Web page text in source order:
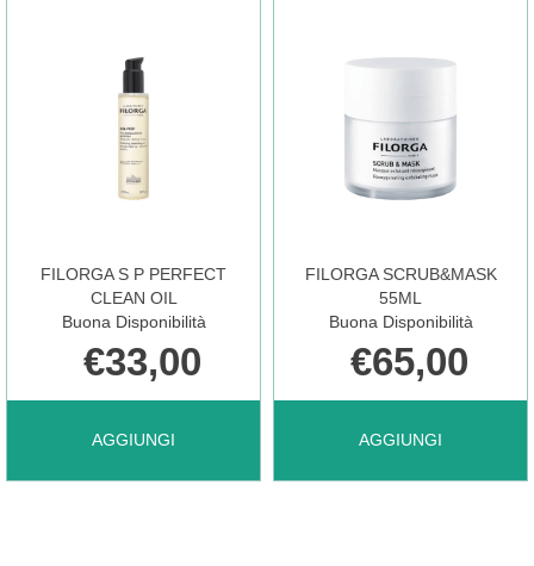
MICELLAR
400ML NON
MICELLAR+MINI
DISPONIBILE
FILORGA S P PERFECT
CLEAN OIL
Buona Disponibilità
€33,00
AGGIUNGI
AGGIUNGI FILORGA
FILORGA SCRUB&MASK
55ML
Buona Disponibilità
€65,00
AGGIUNGI
AGGIUNGI FILORGA